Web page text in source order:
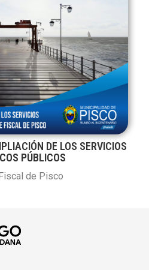
DE LOS SERVICIOS
PÚBLICOS
de Pisco